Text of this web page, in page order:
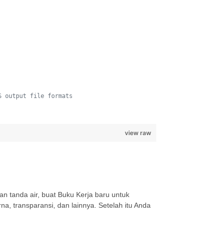
output file formats
view raw
tanda air, buat Buku Kerja baru untuk
transparansi, dan lainnya. Setelah itu Anda